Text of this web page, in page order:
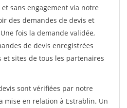
sans engagement via notre
des demandes de devis et
fois la demande validée,
de devis enregistrées
sites de tous les partenaires
sont vérifiées par notre
mise en relation à Estrablin. Un